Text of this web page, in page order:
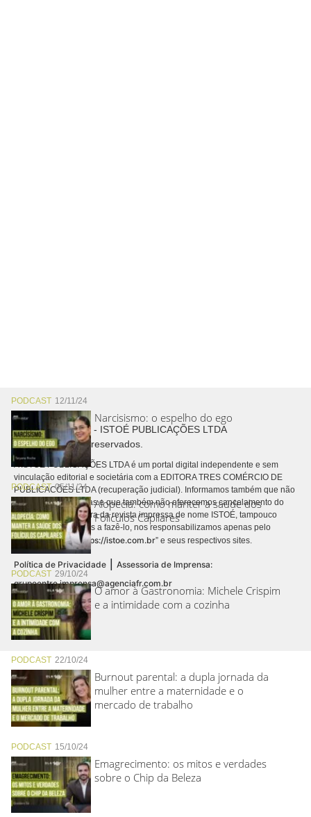
PODCAST 12/11/24
Narcisismo: o espelho do ego
PODCAST05/11/24
Alopecia: como manter a saúde dos
Folículos Capilares
PODCAST 29/10/24
O amor à Gastronomia: Michele Crispim
e a intimidade com a cozinha
PODCAST 22/10/24
Burnout parental: a dupla jornada da
mulher entre a maternidade e o
mercado de trabalho
PODCAST 15/10/24
Emagrecimento: os mitos e verdades
sobre o Chip da Beleza
Copyright © 2026 - ISTOÉ PUBLICAÇÕES LTDA
Todos os direitos reservados.
A ISTOÉ PUBLICAÇÕES LTDA é um portal digital independente e sem
vinculação editorial e societária com a EDITORA TRES COMÉRCIO DE
PUBLICACÕES LTDA (recuperação judicial). Informamos também que não
realizamos cobranças e que também não oferecemos cancelamento do
contrato de assinatura da revista impressa de nome ISTOÉ, tampouco
autorizamos terceiros a fazê-lo, nos responsabilizamos apenas pelo
conteúdo digital “https://istoe.com.br” e seus respectivos sites.
Política de Privacidade | Assessoria de Imprensa:
grupoentre.imprensa@agenciafr.com.br